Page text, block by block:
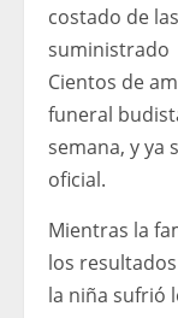
costado de
suministrado
Cientos de
funeral
semana, y ya
oficial.
Mientras la
los
la niña sufrió